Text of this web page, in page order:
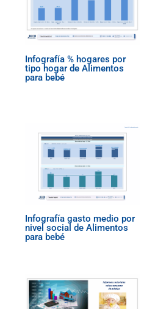
Infografía % hogares por
tipo hogar de Alimentos
para bebé
Infografía gasto medio por
nivel social de Alimentos
para bebé